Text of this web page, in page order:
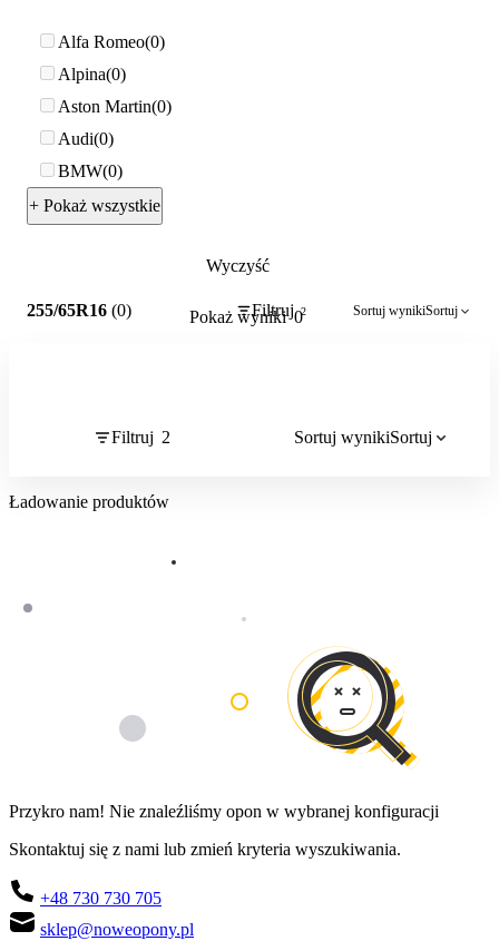
Alfa Romeo 0
Alpina 0
Aston Martin 0
Audi 0
BMW 0
+ Pokaż wszystkie
Wyczyść
Pokaż wyniki 0
255/65R16 (0) Filtruj 2 Sortuj wynikiSortuj
Filtruj 2 Sortuj wynikiSortuj
Ładowanie produktów
Przykro nam! Nie znaleźliśmy opon w wybranej konfiguracji
Skontaktuj się z nami lub zmień kryteria wyszukiwania.
+48 730 730 705
sklep@noweopony.pl